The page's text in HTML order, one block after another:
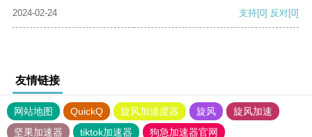
2024-02-24 支持[0] 反对[0]
友情链接
网站地图 QuickQ 旋风加速度器 旋风
旋风加速
坚果加速器
tiktok加速器
狗急加速器官网